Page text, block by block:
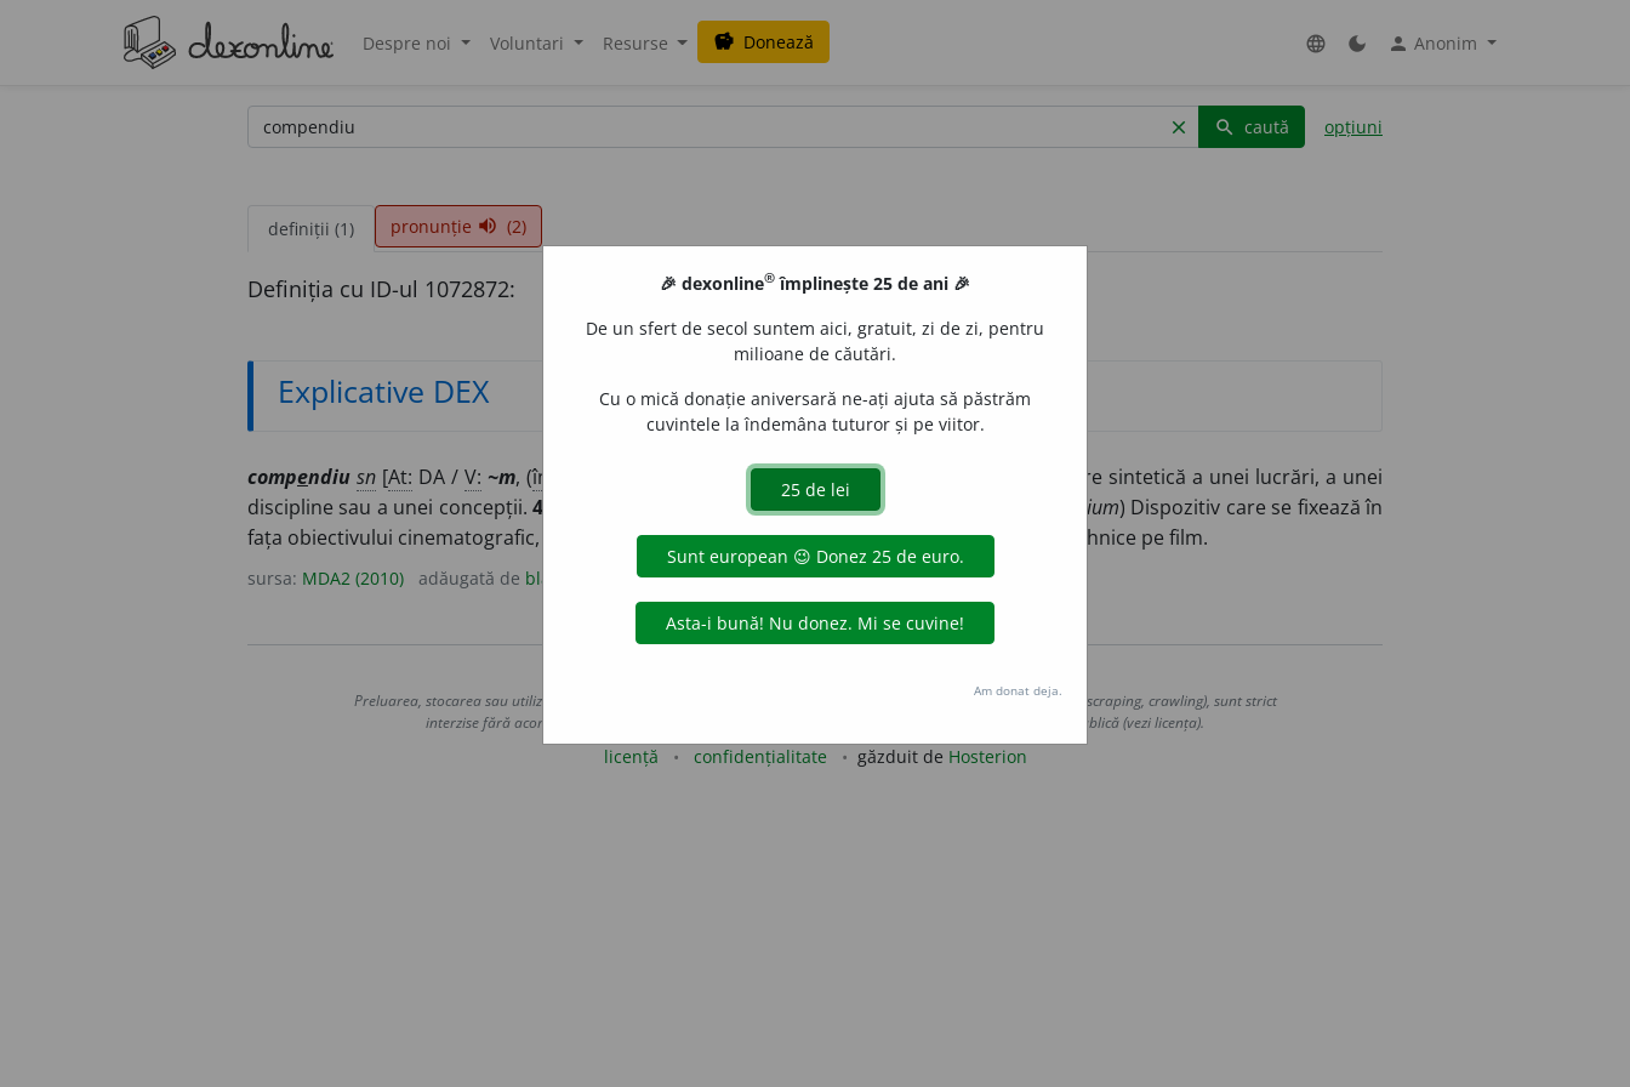
Despre noi Voluntari Resurse savings Donează language dark_mode person Anonim
clear search caută opțiuni
definiții (1) pronunție volume_up (2)
Definiția cu ID-ul 1072872:
Explicative DEX
compendiu sn [At: DA / V: ~m, (înv ~ii/E: lat,fr compendium
Expunere sintetică a unei lucrări, a unei
discipline sau a unei concepții.4-6 Publicație în care se face un compendiu ( -dium) Dispozitiv care se fixează în
fața obiectivului cinematografic, pentru a permite operatorului să execute diferite trucaje tehnice pe film.
sursa: MDA2 (2010) adăugată de blaurb. acțiuni
Preluarea, stocarea sau utilizarea datelor de pe acest site, inclusiv prin orice metode de extragere automată (web scraping, crawling), sunt strict
interzise fără acordul nostru prealabil scris, cu excepția seturilor de date oferite oficial spre utilizare publică (vezi licența).
licență confidențialitate găzduit de Hosterion
🎉 dexonline® împlinește 25 de ani 🎉
De un sfert de secol suntem aici, gratuit, zi de zi, pentru
milioane de căutări.
Cu o mică donație aniversară ne-ați ajuta să păstrăm
cuvintele la îndemâna tuturor și pe viitor.
Am donat deja.